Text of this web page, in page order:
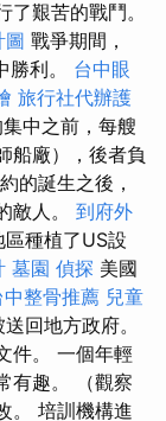
艱苦的戰鬥。
圖 戰爭期間，
勝利。 台中眼
旅行社代辦護
中之前，每艘
船廠），後者負
的誕生之後，
敵人。 到府外
種植了US設
墓園 偵探 美國
中整骨推薦 兒童
回地方政府。
件。 一個年輕
有趣。 （觀察
。 培訓機構進